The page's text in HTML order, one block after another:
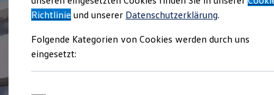
E-Auto-Förderung
Volkswagen Marktplatz
Junge Gebrauchtwagen und Gebrauchtwagen
Volkswagen Zertifizierte Gebrauchtwagen
Zubehör- und Serviceangebote
Richtlinie und unserer Datenschutzerklärung.
Folgende Kategorien von Cookies werden durch uns
eingesetzt: